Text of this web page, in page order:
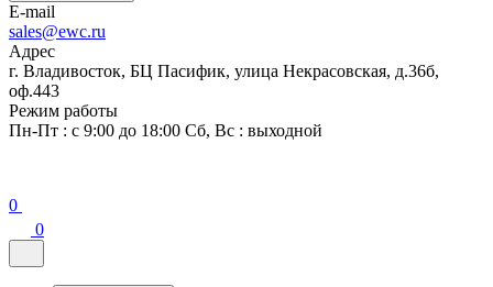
E-mail
sales@ewc.ru
Адрес
г. Владивосток, БЦ Пасифик, улица Некрасовская, д.36б,
оф.443
Режим работы
Пн-Пт : с 9:00 до 18:00 Сб, Вс : выходной
0
0